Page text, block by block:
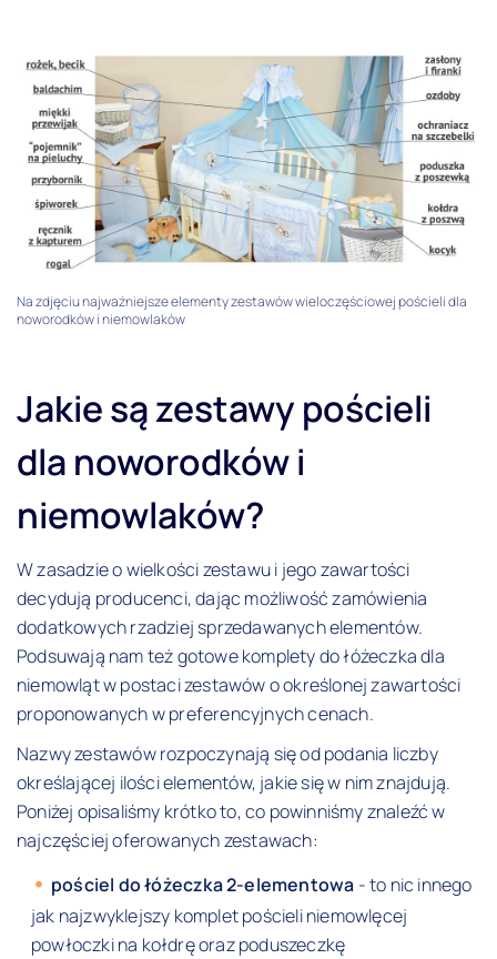
Na zdjęciu najważniejsze elementy zestawów wieloczęściowej pościeli dla
noworodków i niemowlaków
Jakie są zestawy pościeli
dla noworodków i
niemowlaków?
W zasadzie o wielkości zestawu i jego zawartości
decydują producenci, dając możliwość zamówienia
dodatkowych rzadziej sprzedawanych elementów.
Podsuwają nam też gotowe komplety do łóżeczka dla
niemowląt w postaci zestawów o określonej zawartości
proponowanych w preferencyjnych cenach.
Nazwy zestawów rozpoczynają się od podania liczby
określającej ilości elementów, jakie się w nim znajdują.
Poniżej opisaliśmy krótko to, co powinniśmy znaleźć w
najczęściej oferowanych zestawach:
pościel do łóżeczka 2-elementowa - to nic innego
jak najzwyklejszy komplet pościeli niemowlęcej
powłoczki na kołdrę oraz poduszeczkę